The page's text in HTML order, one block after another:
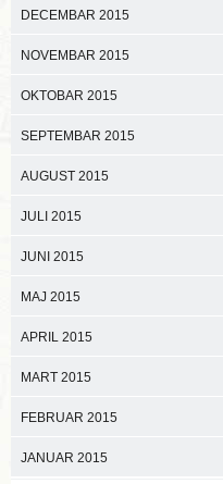
DECEMBAR 2015
NOVEMBAR 2015
OKTOBAR 2015
SEPTEMBAR 2015
AUGUST 2015
JULI 2015
JUNI 2015
MAJ 2015
APRIL 2015
MART 2015
FEBRUAR 2015
JANUAR 2015